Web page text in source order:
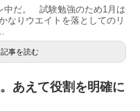
中だ。 試験勉強のため1月は
なりウエイトを落としてのリ
記事を読む
あえて役割を明確に